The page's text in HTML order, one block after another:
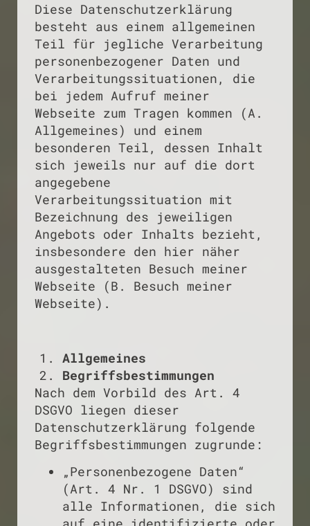
Diese Datenschutzerklärung
besteht aus einem allgemeinen
Teil für jegliche Verarbeitung
personenbezogener Daten und
Verarbeitungssituationen, die
bei jedem Aufruf meiner
Webseite zum Tragen kommen (A.
Allgemeines) und einem
besonderen Teil, dessen Inhalt
sich jeweils nur auf die dort
angegebene
Verarbeitungssituation mit
Bezeichnung des jeweiligen
Angebots oder Inhalts bezieht,
insbesondere den hier näher
ausgestalteten Besuch meiner
Webseite (B. Besuch meiner
Webseite).
Allgemeines
Begriffsbestimmungen
Nach dem Vorbild des Art. 4
DSGVO liegen dieser
Datenschutzerklärung folgende
Begriffsbestimmungen zugrunde:
„Personenbezogene Daten“
(Art. 4 Nr. 1 DSGVO) sind
alle Informationen, die sich